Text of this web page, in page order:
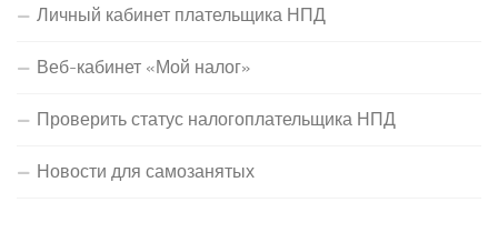
Личный кабинет плательщика НПД
Веб-кабинет «Мой налог»
Проверить статус налогоплательщика НПД
Новости для самозанятых